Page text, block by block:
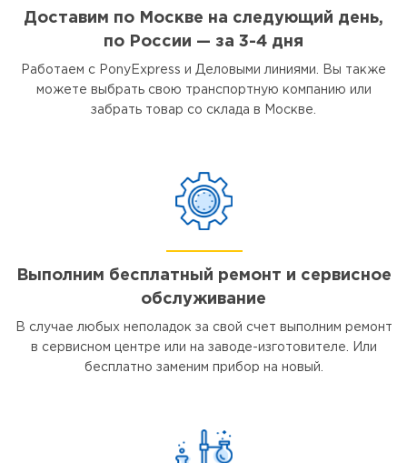
Доставим по Москве на следующий день,
по России — за 3-4 дня
Работаем с PonyExpress и Деловыми линиями. Вы также
можете выбрать свою транспортную компанию или
забрать товар со склада в Москве.
Выполним бесплатный ремонт и сервисное
обслуживание
В случае любых неполадок за свой счет выполним ремонт
в сервисном центре или на заводе-изготовителе. Или
бесплатно заменим прибор на новый.